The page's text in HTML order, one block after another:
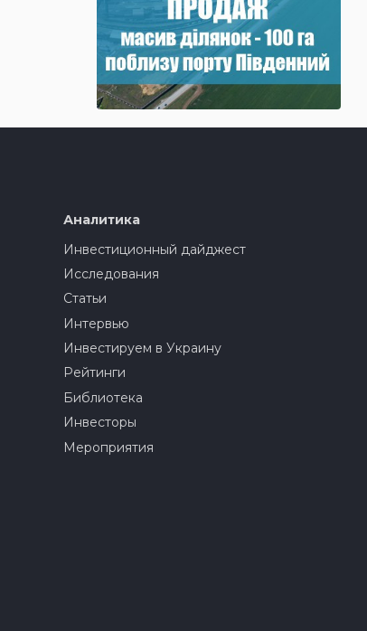
Аналитика
Инвестиционный дайджест
Исследования
Статьи
Интервью
Инвестируем в Украину
Рейтинги
Библиотека
Инвесторы
Мероприятия